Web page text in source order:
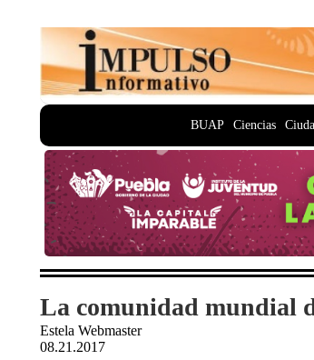
BUAP Ciencias
La comunidad mundial
Estela Webmaster
08.21.2017